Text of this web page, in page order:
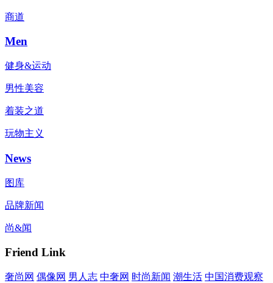
商道
Men
健身&运动
男性美容
着装之道
玩物主义
News
图库
品牌新闻
尚&闻
Friend Link
奢尚网 偶像网 男人志 中奢网 时尚新闻 潮生活 中国消费观察